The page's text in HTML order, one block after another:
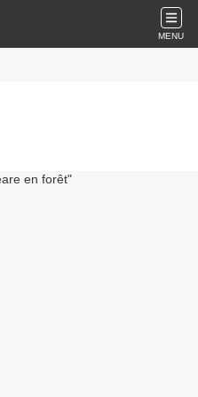
MENU